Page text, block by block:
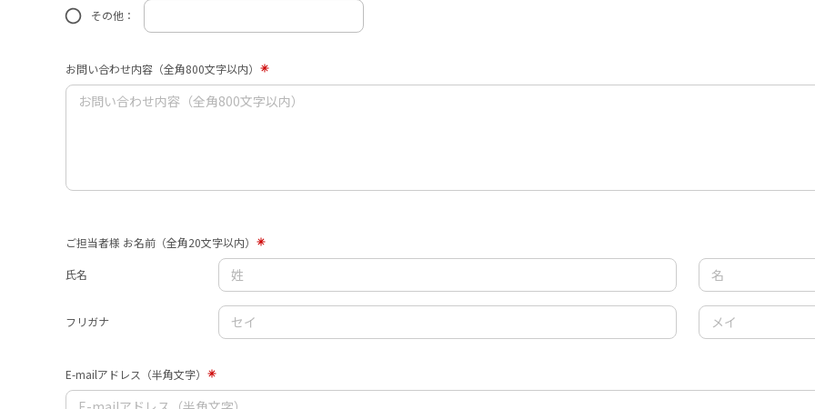
その他：
お問い合わせ内容（全角800文字以内）
ご担当者様 お名前（全角20文字以内）
氏名
フリガナ
E-mailアドレス（半角文字）